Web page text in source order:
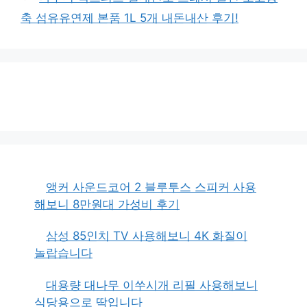
축 섬유유연제 본품 1L 5개 내돈내산 후기!
앵커 사운드코어 2 블루투스 스피커 사용
해보니 8만원대 가성비 후기
삼성 85인치 TV 사용해보니 4K 화질이
놀랍습니다
대용량 대나무 이쑤시개 리필 사용해보니
식당용으로 딱입니다